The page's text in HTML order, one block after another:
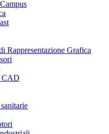
Rappresentazione Grafica
CAD